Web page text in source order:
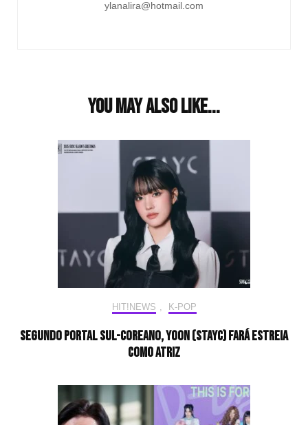
ylanalira@hotmail.com
You may also like...
HIT!NEWS , K-POP
Segundo portal sul-coreano, Yoon (STAYC) fará estreia
como atriz